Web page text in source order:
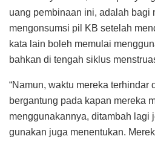
uang pembinaan ini, adalah bagi
mengonsumsi pil KB setelah
kata lain boleh memulai
bahkan di tengah siklus
“Namun, waktu mereka terhindar
bergantung pada kapan mereka
menggunakannya, ditambah lagi
gunakan juga menentukan.